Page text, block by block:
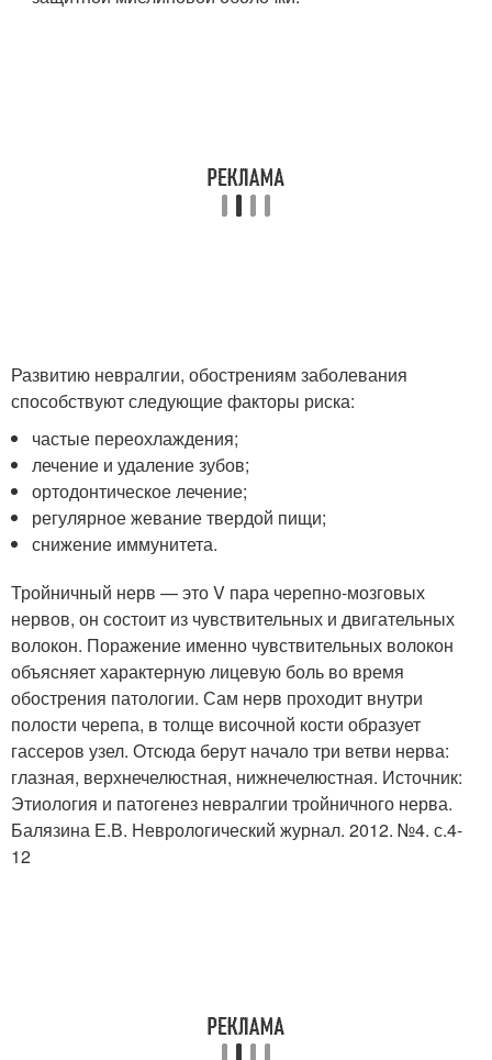
Развитию невралгии, обострениям заболевания
способствуют следующие факторы риска:
частые переохлаждения;
лечение и удаление зубов;
ортодонтическое лечение;
регулярное жевание твердой пищи;
снижение иммунитета.
Тройничный нерв — это V пара черепно-мозговых
нервов, он состоит из чувствительных и двигательных
волокон. Поражение именно чувствительных волокон
объясняет характерную лицевую боль во время
обострения патологии. Сам нерв проходит внутри
полости черепа, в толще височной кости образует
гассеров узел. Отсюда берут начало три ветви нерва:
глазная, верхнечелюстная, нижнечелюстная. Источник:
Этиология и патогенез невралгии тройничного нерва.
Балязина Е.В. Неврологический журнал. 2012. №4. с.4-
12